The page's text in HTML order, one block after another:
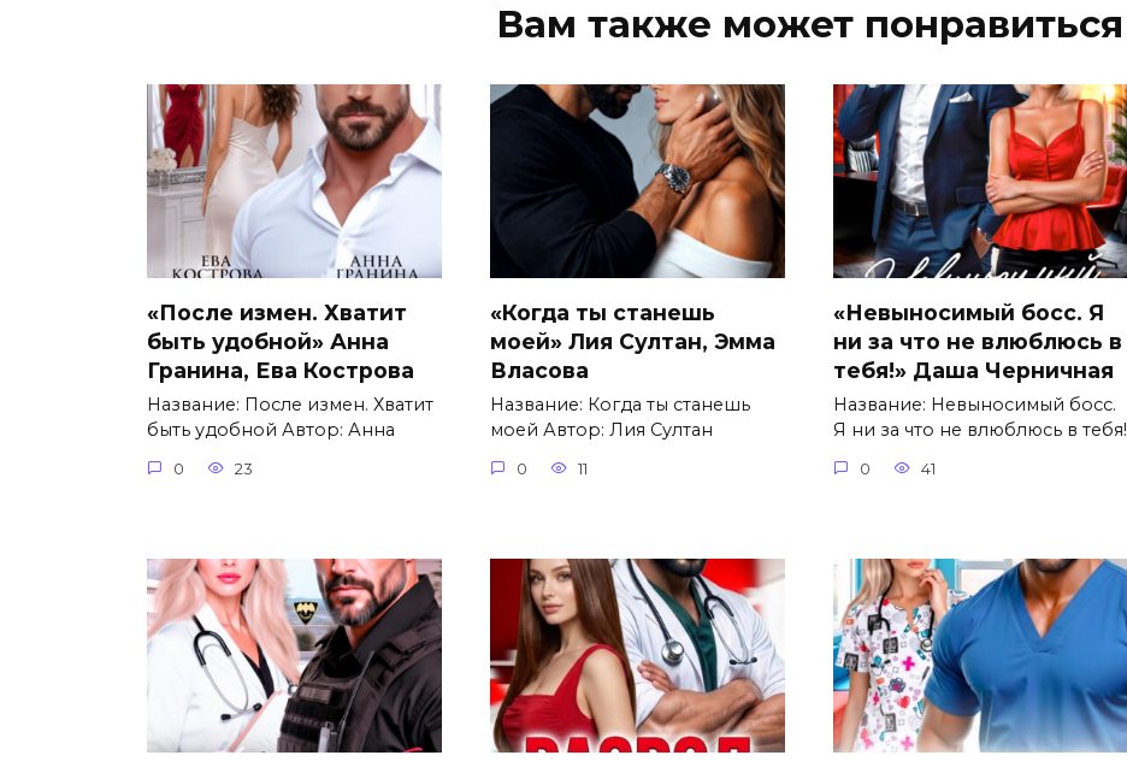
Вам также может понравиться
«После измен. Хватит
быть удобной» Анна
Гранина, Ева Кострова
Название: После измен. Хватит
быть удобной Автор: Анна
0 23
«Когда ты станешь
моей» Лия Султан, Эмма
Власова
Название: Когда ты станешь
моей Автор: Лия Султан
0 11
«Невыносимый босс. Я
ни за что не влюблюсь в
тебя!» Даша Черничная
Название: Невыносимый босс.
Я ни за что не влюблюсь в тебя!
0 41